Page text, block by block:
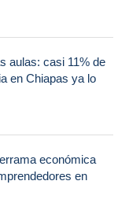
aulas: casi 11% de
en Chiapas ya lo
económica
en